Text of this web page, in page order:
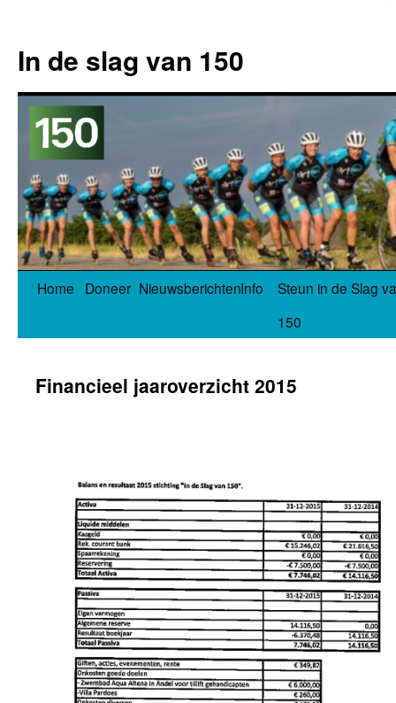
In de slag van 150
Spring
Home Doneer NieuwsberichtenInfo
Steun in de Slag
150
Financieel jaaroverzicht 2015